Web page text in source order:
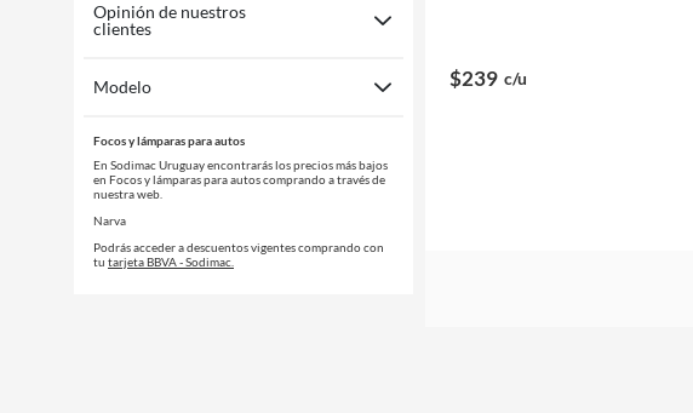
Opinión de nuestros
clientes
Modelo
Focos y lámparas para autos
En Sodimac Uruguay encontrarás los precios más bajos
en Focos y lámparas para autos comprando a través de
nuestra web.
Narva
Podrás acceder a descuentos vigentes comprando con
tu tarjeta BBVA - Sodimac.
$239 c/u